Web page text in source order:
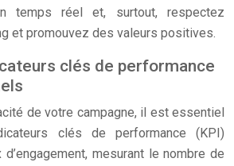
temps réel et, surtout, respectez
et promouvez des valeurs positives.
clés de performance
de votre campagne, il est essentiel
clés de performance (KPI)
mesurant le nombre de